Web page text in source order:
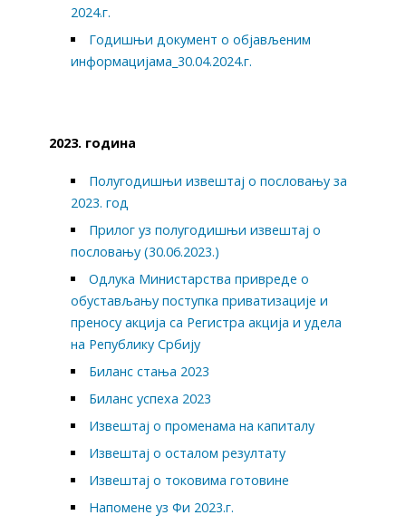
2024.г.
Годишњи документ о објављеним
информацијама_30.04.2024.г.
2023. година
Полугодишњи извештај о пословању за
2023. год
Прилог уз полугодишњи извештај о
пословању (30.06.2023.)
Одлука Министарства привреде о
обустављању поступка приватизације и
преносу акција са Регистра акција и удела
на Републику Србију
Биланс стања 2023
Биланс успеха 2023
Извештај о променама на капиталу
Извештај о осталом резултату
Извештај о токовима готовине
Напомене уз Фи 2023.г.